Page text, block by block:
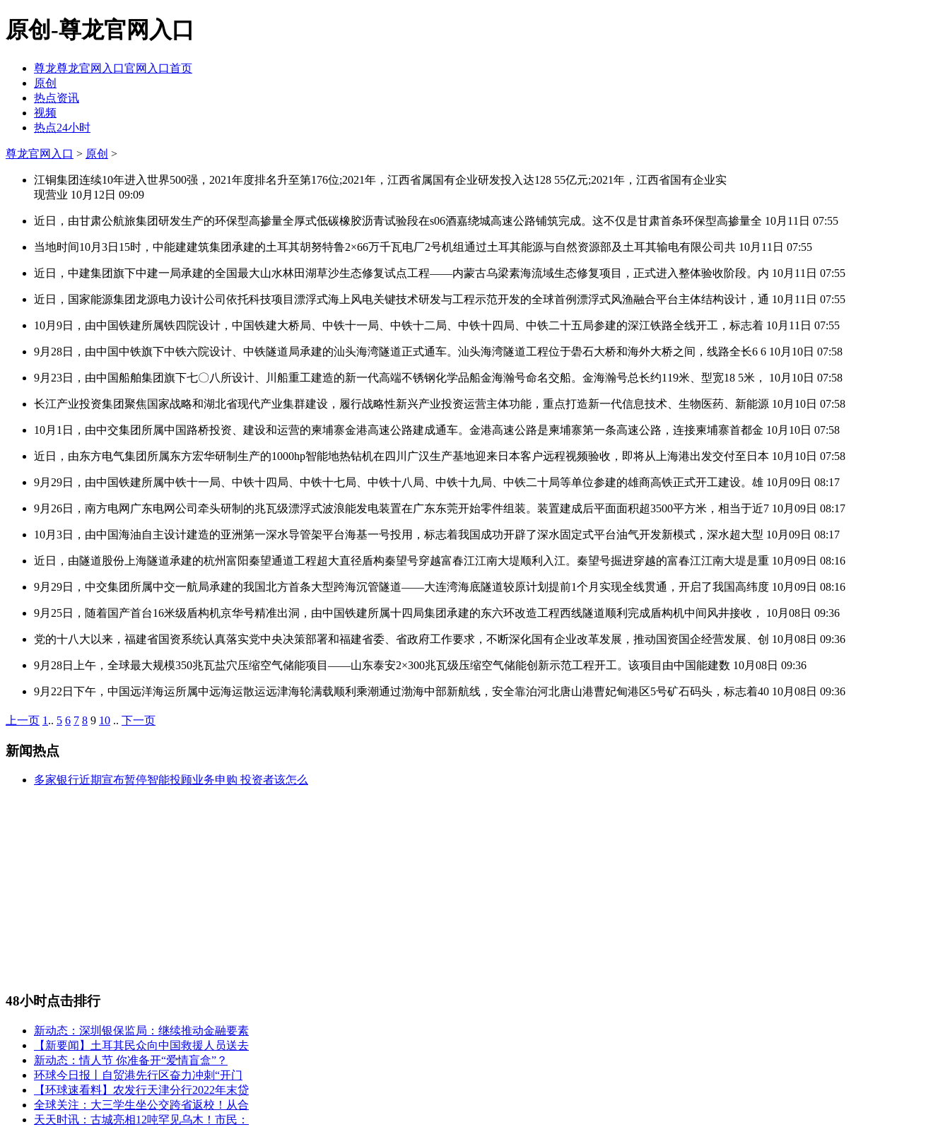
原创-尊龙官网入口
尊龙尊龙官网入口官网入口首页
原创
热点资讯
视频
热点24小时
尊龙官网入口 > 原创 >
江铜集团连续10年进入世界500强，2021年度排名升至第176位;2021年，江西省属国有企业研发投入达128 55亿元;2021年，江西省国有企业实
现营业 10月12日 09:09
近日，由甘肃公航旅集团研发生产的环保型高掺量全厚式低碳橡胶沥青试验段在s06酒嘉绕城高速公路铺筑完成。这不仅是甘肃首条环保型高掺量全 10月11日 07:55
当地时间10月3日15时，中能建建筑集团承建的土耳其胡努特鲁2×66万千瓦电厂2号机组通过土耳其能源与自然资源部及土耳其输电有限公司共 10月11日 07:55
近日，中建集团旗下中建一局承建的全国最大山水林田湖草沙生态修复试点工程——内蒙古乌梁素海流域生态修复项目，正式进入整体验收阶段。内 10月11日 07:55
近日，国家能源集团龙源电力设计公司依托科技项目漂浮式海上风电关键技术研发与工程示范开发的全球首例漂浮式风渔融合平台主体结构设计，通 10月11日 07:55
10月9日，由中国铁建所属铁四院设计，中国铁建大桥局、中铁十一局、中铁十二局、中铁十四局、中铁二十五局参建的深江铁路全线开工，标志着 10月11日 07:55
9月28日，由中国中铁旗下中铁六院设计、中铁隧道局承建的汕头海湾隧道正式通车。汕头海湾隧道工程位于礐石大桥和海外大桥之间，线路全长6 6 10月10日 07:58
9月23日，由中国船舶集团旗下七〇八所设计、川船重工建造的新一代高端不锈钢化学品船金海瀚号命名交船。金海瀚号总长约119米、型宽18 5米， 10月10日 07:58
长江产业投资集团聚焦国家战略和湖北省现代产业集群建设，履行战略性新兴产业投资运营主体功能，重点打造新一代信息技术、生物医药、新能源 10月10日 07:58
10月1日，由中交集团所属中国路桥投资、建设和运营的柬埔寨金港高速公路建成通车。金港高速公路是柬埔寨第一条高速公路，连接柬埔寨首都金 10月10日 07:58
近日，由东方电气集团所属东方宏华研制生产的1000hp智能地热钻机在四川广汉生产基地迎来日本客户远程视频验收，即将从上海港出发交付至日本 10月10日 07:58
9月29日，由中国铁建所属中铁十一局、中铁十四局、中铁十七局、中铁十八局、中铁十九局、中铁二十局等单位参建的雄商高铁正式开工建设。雄 10月09日 08:17
9月26日，南方电网广东电网公司牵头研制的兆瓦级漂浮式波浪能发电装置在广东东莞开始零件组装。装置建成后平面面积超3500平方米，相当于近7 10月09日 08:17
10月3日，由中国海油自主设计建造的亚洲第一深水导管架平台海基一号投用，标志着我国成功开辟了深水固定式平台油气开发新模式，深水超大型 10月09日 08:17
近日，由隧道股份上海隧道承建的杭州富阳秦望通道工程超大直径盾构秦望号穿越富春江江南大堤顺利入江。秦望号掘进穿越的富春江江南大堤是重 10月09日 08:16
9月29日，中交集团所属中交一航局承建的我国北方首条大型跨海沉管隧道——大连湾海底隧道较原计划提前1个月实现全线贯通，开启了我国高纬度 10月09日 08:16
9月25日，随着国产首台16米级盾构机京华号精准出洞，由中国铁建所属十四局集团承建的东六环改造工程西线隧道顺利完成盾构机中间风井接收， 10月08日 09:36
党的十八大以来，福建省国资系统认真落实党中央决策部署和福建省委、省政府工作要求，不断深化国有企业改革发展，推动国资国企经营发展、创 10月08日 09:36
9月28日上午，全球最大规模350兆瓦盐穴压缩空气储能项目——山东泰安2×300兆瓦级压缩空气储能创新示范工程开工。该项目由中国能建数 10月08日 09:36
9月22日下午，中国远洋海运所属中远海运散运远津海轮满载顺利乘潮通过渤海中部新航线，安全靠泊河北唐山港曹妃甸港区5号矿石码头，标志着40 10月08日 09:36
上一页 1 .. 5 6 7 8 9 10 .. 下一页
新闻热点
多家银行近期宣布暂停智能投顾业务申购 投资者该怎么
48小时点击排行
新动态：深圳银保监局：继续推动金融要素
【新要闻】土耳其民众向中国救援人员送去
新动态：情人节 你准备开“爱情盲盒”？
环球今日报丨自贸港先行区奋力冲刺“开门
【环球速看料】农发行天津分行2022年末贷
全球关注：大三学生坐公交跨省返校！从合
天天时讯：古城亮相12吨罕见乌木！市民：